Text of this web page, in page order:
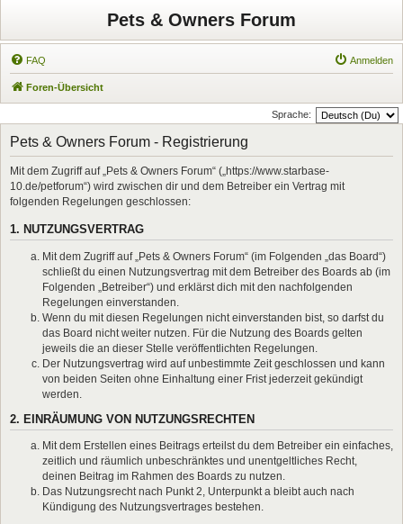
Pets & Owners Forum
FAQ Anmelden
Foren-Übersicht
Sprache:
Pets & Owners Forum - Registrierung
Mit dem Zugriff auf „Pets & Owners Forum“ („https://www.starbase-
10.de/petforum“) wird zwischen dir und dem Betreiber ein Vertrag mit
folgenden Regelungen geschlossen:
1. NUTZUNGSVERTRAG
Mit dem Zugriff auf „Pets & Owners Forum“ (im Folgenden „das Board“)
schließt du einen Nutzungsvertrag mit dem Betreiber des Boards ab (im
Folgenden „Betreiber“) und erklärst dich mit den nachfolgenden
Regelungen einverstanden.
Wenn du mit diesen Regelungen nicht einverstanden bist, so darfst du
das Board nicht weiter nutzen. Für die Nutzung des Boards gelten
jeweils die an dieser Stelle veröffentlichten Regelungen.
Der Nutzungsvertrag wird auf unbestimmte Zeit geschlossen und kann
von beiden Seiten ohne Einhaltung einer Frist jederzeit gekündigt
werden.
2. EINRÄUMUNG VON NUTZUNGSRECHTEN
Mit dem Erstellen eines Beitrags erteilst du dem Betreiber ein einfaches,
zeitlich und räumlich unbeschränktes und unentgeltliches Recht,
deinen Beitrag im Rahmen des Boards zu nutzen.
Das Nutzungsrecht nach Punkt 2, Unterpunkt a bleibt auch nach
Kündigung des Nutzungsvertrages bestehen.